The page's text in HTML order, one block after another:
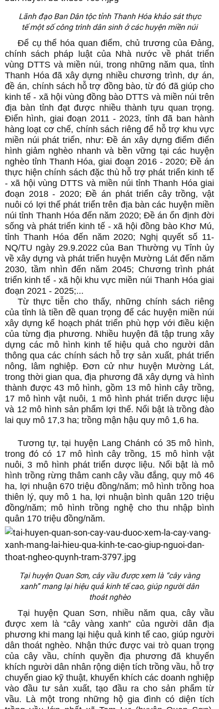
Lãnh đạo Ban Dân tộc tỉnh Thanh Hóa khảo sát thực
tế một số công trình dân sinh ở các huyện miền núi
Để cụ thể hóa quan điểm, chủ trương của Đảng,
chính sách pháp luật của Nhà nước về phát triển
vùng DTTS và miền núi, trong những năm qua, tỉnh
Thanh Hóa đã xây dựng nhiều chương trình, dự án,
đề án, chính sách hỗ trợ đồng bào, từ đó đã giúp cho
kinh tế - xã hội vùng đồng bào DTTS và miền núi trên
địa bàn tỉnh đạt được nhiều thành tựu quan trọng.
Điển hình, giai đoạn 2011 - 2023, tỉnh đã ban hành
hàng loạt cơ chế, chính sách riêng để hỗ trợ khu vực
miền núi phát triển, như: Đề án xây dựng điểm điển
hình giảm nghèo nhanh và bền vững tại các huyện
nghèo tỉnh Thanh Hóa, giai đoạn 2016 - 2020; Đề án
thực hiện chính sách đặc thù hỗ trợ phát triển kinh tế
- xã hội vùng DTTS và miền núi tỉnh Thanh Hóa giai
đoạn 2018 - 2020; Đề án phát triển cây trồng, vật
nuôi có lợi thế phát triển trên địa bàn các huyện miền
núi tỉnh Thanh Hóa đến năm 2020; Đề án ổn định đời
sống và phát triển kinh tế - xã hội đồng bào Khơ Mú,
tỉnh Thanh Hóa đến năm 2020; Nghị quyết số 11-
NQ/TU ngày 29.9.2022 của Ban Thường vụ Tỉnh ủy
về xây dựng và phát triển huyện Mường Lát đến năm
2030, tầm nhìn đến năm 2045; Chương trình phát
triển kinh tế - xã hội khu vực miền núi Thanh Hóa giai
đoạn 2021 - 2025;...
Từ thực tiễn cho thấy, những chính sách riêng
của tỉnh là tiền đề quan trọng để các huyện miền núi
xây dựng kế hoạch phát triển phù hợp với điều kiện
của từng địa phương. Nhiều huyện đã tập trung xây
dựng các mô hình kinh tế hiệu quả cho người dân
thông qua các chính sách hỗ trợ sản xuất, phát triển
nông, lâm nghiệp. Đơn cử như huyện Mường Lát,
trong thời gian qua, địa phương đã xây dựng và hình
thành được 43 mô hình, gồm 13 mô hình cây trồng,
17 mô hình vật nuôi, 1 mô hình phát triển dược liệu
và 12 mô hình sản phẩm lợi thế. Nổi bật là trồng đào
lai quy mô 17,3 ha; trồng mận hậu quy mô 1,6 ha.
Tương tự, tại huyện Lang Chánh có 35 mô hình,
trong đó có 17 mô hình cây trồng, 15 mô hình vật
nuôi, 3 mô hình phát triển dược liệu. Nổi bật là mô
hình trồng rừng thâm canh cây vầu đắng, quy mô 46
ha, lợi nhuận 670 triệu đồng/năm; mô hình trồng hoa
thiên lý, quy mô 1 ha, lợi nhuận bình quân 120 triệu
đồng/năm; mô hình trồng nghệ cho thu nhập bình
quân 170 triệu đồng/năm.
Tại huyện Quan Sơn, cây vầu được xem là “cây vàng
xanh” mang lại hiệu quả kinh tế cao, giúp người dân
thoát nghèo
Tại huyện Quan Sơn, nhiều năm qua, cây vầu
được xem là “cây vàng xanh” của người dân địa
phương khi mang lại hiệu quả kinh tế cao, giúp người
dân thoát nghèo. Nhận thức được vai trò quan trọng
của cây vầu, chính quyền địa phương đã khuyến
khích người dân nhân rộng diện tích trồng vầu, hỗ trợ
chuyển giao kỹ thuật, khuyến khích các doanh nghiệp
vào đầu tư sản xuất, tạo đầu ra cho sản phẩm từ
vầu. Là một trong những hộ gia đình có diện tích